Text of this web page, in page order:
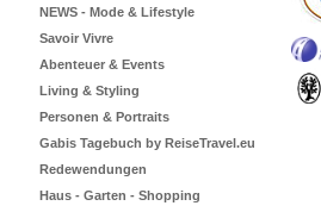
NEWS - Mode & Lifestyle
Savoir Vivre
Abenteuer & Events
Living & Styling
Personen & Portraits
Gabis Tagebuch by ReiseTravel.eu
Redewendungen
Haus - Garten - Shopping